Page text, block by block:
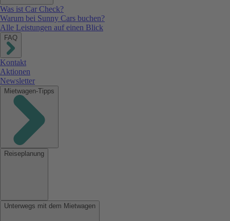
Was ist Car Check?
Warum bei Sunny Cars buchen?
Alle Leistungen auf einen Blick
FAQ
Kontakt
Aktionen
Newsletter
Mietwagen-Tipps
Reiseplanung
Unterwegs mit dem Mietwagen